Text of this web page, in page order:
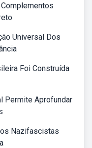
Universal Dos
Foi Construída
Permite Aprofundar
Nazifascistas